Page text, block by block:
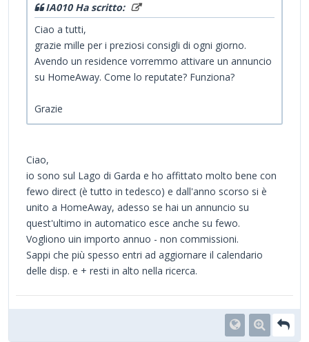
IA010 Ha scritto:
Ciao a tutti,
grazie mille per i preziosi consigli di ogni giorno.
Avendo un residence vorremmo attivare un annuncio
su HomeAway. Come lo reputate? Funziona?
Grazie
Ciao,
io sono sul Lago di Garda e ho affittato molto bene con
fewo direct (è tutto in tedesco) e dall'anno scorso si è
unito a HomeAway, adesso se hai un annuncio su
quest'ultimo in automatico esce anche su fewo.
Vogliono uin importo annuo - non commissioni.
Sappi che più spesso entri ad aggiornare il calendario
delle disp. e + resti in alto nella ricerca.